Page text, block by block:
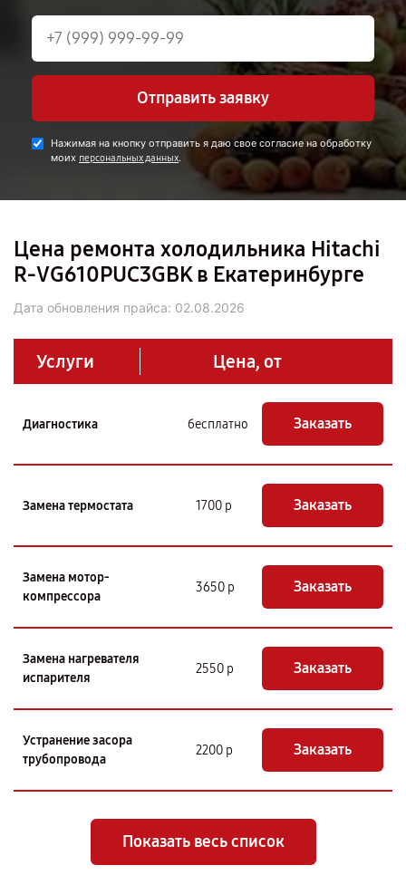
Отправить заявку
Нажимая на кнопку отправить я даю свое согласие на обработку
моих персональных данных.
Цена ремонта холодильника Hitachi
R-VG610PUC3GBK в Екатеринбурге
Дата обновления прайса: 02.08.2026
Услуги Цена, от
Диагностика бесплатно Заказать
Замена термостата 1700 р Заказать
Замена мотор-
компрессора
3650 р Заказать
Замена нагревателя
испарителя
2550 р Заказать
Устранение засора
трубопровода
2200 р Заказать
Показать весь список